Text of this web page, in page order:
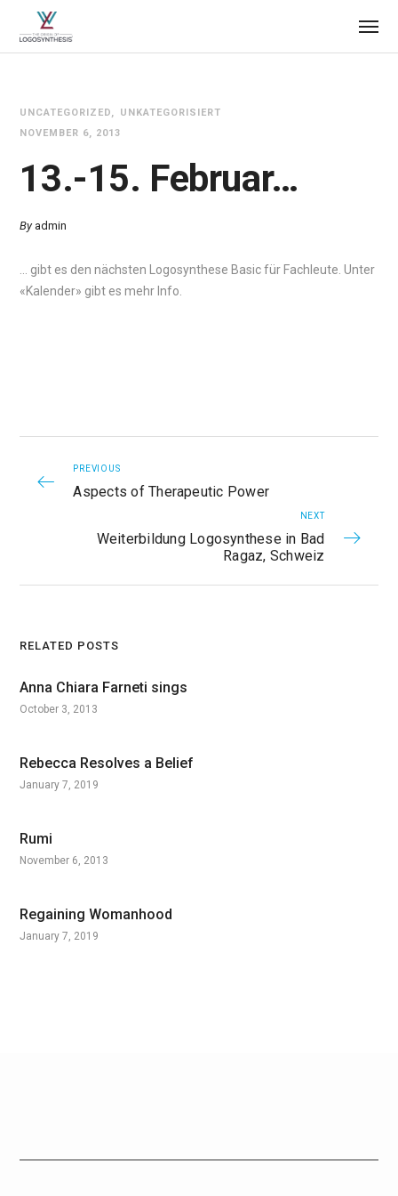
UNCATEGORIZED
UNKATEGORISIERT
NOVEMBER 6, 2013
13.-15. Februar…
By admin
… gibt es den nächsten Logosynthese Basic für Fachleute. Unter
«Kalender» gibt es mehr Info.
PREVIOUS
Aspects of Therapeutic Power
NEXT
Weiterbildung Logosynthese in Bad
Ragaz, Schweiz
RELATED POSTS
Anna Chiara Farneti sings
October 3, 2013
Rebecca Resolves a Belief
January 7, 2019
Rumi
November 6, 2013
Regaining Womanhood
January 7, 2019